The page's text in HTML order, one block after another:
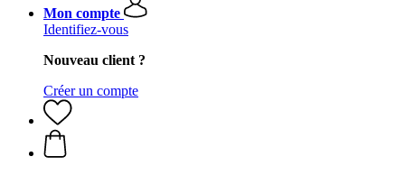
Mon compte
Identifiez-vous
Nouveau client ?
Créer un compte